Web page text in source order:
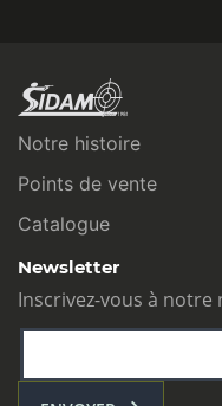
Notre histoire
Points de vente
Catalogue
Newsletter
Inscrivez-vous à notre